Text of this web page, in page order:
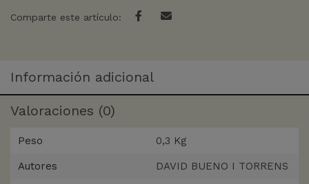
Comparte este artículo:
Información adicional
Valoraciones (0)
Peso 0,3 Kg
Autores DAVID BUENO I TORRENS